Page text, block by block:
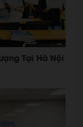
Tại Hà Nội